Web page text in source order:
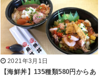
2021年3月1日
【海鮮丼】135種類580円からあ